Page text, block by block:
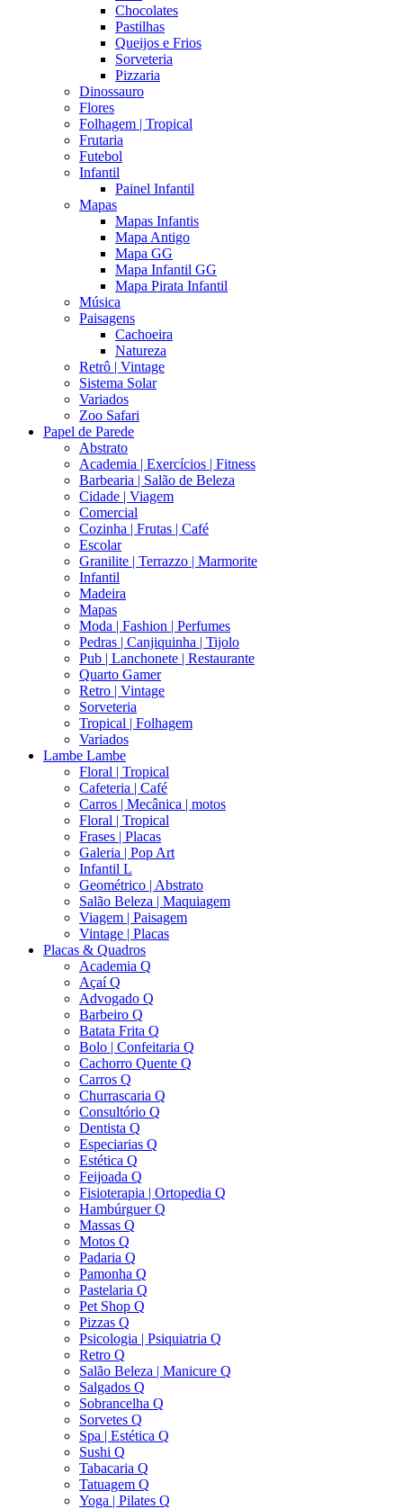
Chocolates
Pastilhas
Queijos e Frios
Sorveteria
Pizzaria
Dinossauro
Flores
Folhagem | Tropical
Frutaria
Futebol
Infantil
Painel Infantil
Mapas
Mapas Infantis
Mapa Antigo
Mapa GG
Mapa Infantil GG
Mapa Pirata Infantil
Música
Paisagens
Cachoeira
Natureza
Retrô | Vintage
Sistema Solar
Variados
Zoo Safari
Papel de Parede
Abstrato
Academia | Exercícios | Fitness
Barbearia | Salão de Beleza
Cidade | Viagem
Comercial
Cozinha | Frutas | Café
Escolar
Granilite | Terrazzo | Marmorite
Infantil
Madeira
Mapas
Moda | Fashion | Perfumes
Pedras | Canjiquinha | Tijolo
Pub | Lanchonete | Restaurante
Quarto Gamer
Retro | Vintage
Sorveteria
Tropical | Folhagem
Variados
Lambe Lambe
Floral | Tropical
Cafeteria | Café
Carros | Mecânica | motos
Floral | Tropical
Frases | Placas
Galeria | Pop Art
Infantil L
Geométrico | Abstrato
Salão Beleza | Maquiagem
Viagem | Paisagem
Vintage | Placas
Placas & Quadros
Academia Q
Açaí Q
Advogado Q
Barbeiro Q
Batata Frita Q
Bolo | Confeitaria Q
Cachorro Quente Q
Carros Q
Churrascaria Q
Consultório Q
Dentista Q
Especiarias Q
Estética Q
Feijoada Q
Fisioterapia | Ortopedia Q
Hambúrguer Q
Massas Q
Motos Q
Padaria Q
Pamonha Q
Pastelaria Q
Pet Shop Q
Pizzas Q
Psicologia | Psiquiatria Q
Retro Q
Salão Beleza | Manicure Q
Salgados Q
Sobrancelha Q
Sorvetes Q
Spa | Estética Q
Sushi Q
Tabacaria Q
Tatuagem Q
Yoga | Pilates Q